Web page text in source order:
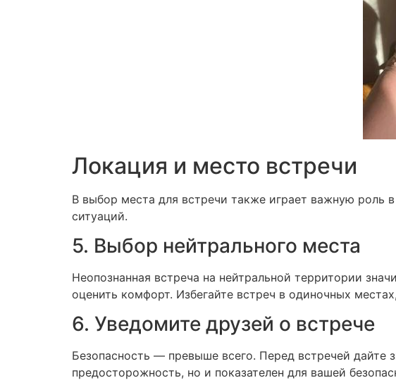
Локация и место встречи
В выбор места для встречи также играет важную роль
ситуаций.
5. Выбор нейтрального места
Неопознанная встреча на нейтральной территории
оценить комфорт. Избегайте встреч в одиночных
6. Уведомите друзей о встрече
Безопасность — превыше всего. Перед встречей дайте
предосторожность, но и показателен для вашей